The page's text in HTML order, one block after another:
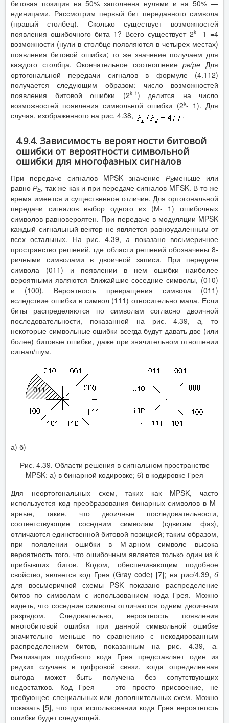
битовая позиция на 50% заполнена нулями и на 50% —
единицами. Рассмотрим первый бит переданного символа
(правый столбец). Сколько существует возможностей
появления ошибочного бита 1? Всего существует 2k- 1 =4
возможности (нули в столбце появляются в четырех местах)
появления битовой ошибки; то же значение получаем для
каждого столбца. Окончательное соотношениерв/ре Для
ортогональной передачи сигналов в формуле (4.112)
получается следующим образом: число возможностей
появления битовой ошибки (2k-1) делится на число
возможностей появления символьной ошибки (2k- 1). Для
случая, изображенного на рис. 4.38,
.
4.9.4. Зависимость вероятности битовой
ошибки от вероятности символьной
ошибки для многофазных сигналов
При передаче сигналов MPSK значение РВменьше или
равноРЕ, так же как и при передаче сигналов MFSK. В то же
время имеется и существенное отличие. Для ортогональной
передачи сигналов выбор одного из (М- 1) ошибочных
символов равновероятен. При передаче в модуляции MPSK
каждый сигнальный вектор не является равноудаленным от
всех остальных. На рис. 4.39,а показано восьмеричное
пространство решений, где области решений обозначены 8-
ричными символами в двоичной записи. При передаче
символа (011) и появлении в нем ошибки наиболее
вероятными являются ближайшие соседние символы, (010)
и (100). Вероятность превращения символа (011)
вследствие ошибки в символ (111) относительно мала. Если
биты распределяются по символам согласно двоичной
последовательности, показанной на рис. 4.39,а,то
некоторые символьные ошибки всегда будут давать две (или
более) битовые ошибки, даже при значительном отношении
сигнал/шум.
а) б)
Рис. 4.39. Области решения в сигнальном пространстве
MPSK: а) в бинарной кодировке; 6) в кодировке Грея
Для неортогональных схем, таких как MPSK, часто
используется код преобразования бинарных символов в M-
арные, такие, что двоичные последовательности,
соответствующие соседним символам (сдвигам фаз),
отличаются единственной битовой позицией; таким образом,
при появлении ошибки в М-арном символе высока
вероятность того, что ошибочным является только один из k
прибывших битов. Кодом, обеспечивающим подобное
свойство, является код Грея (Gray code) [7]; на рис/4.39, б
для восьмеричной схемы PSK показано распределение
битов по символам с использованием кода Грея. Можно
видеть, что соседние символы отличаются одним двоичным
разрядом. Следовательно, вероятность появления
многобитовой ошибки при данной символьной ошибке
значительно меньше по сравнению с некодированным
распределением битов, показанным на рис. 4.39, а.
Реализация подобного кода Грея представляет один из
редких случаев в цифровой связи, когда определенная
выгода может быть получена без сопутствующих
недостатков. Код Грея — это просто присвоение, не
требующее специальных или дополнительных схем. Можно
показать [5], что при использовании кода Грея вероятность
ошибки будет следующей.